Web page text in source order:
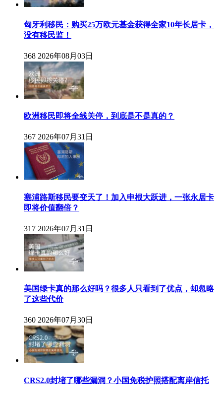
匈牙利移民：购买25万欧元基金获得全家10年长居卡，
没有移民监！
368 2026年08月03日
欧洲移民即将全线关停，到底是不是真的？
367 2026年07月31日
塞浦路斯移民要变天了！加入申根大跃进，一张永居卡
即将价值翻倍？
317 2026年07月31日
美国绿卡真的那么好吗？很多人只看到了优点，却忽略
了这些代价
360 2026年07月30日
CRS2.0封堵了哪些漏洞？小国免税护照搭配离岸信托